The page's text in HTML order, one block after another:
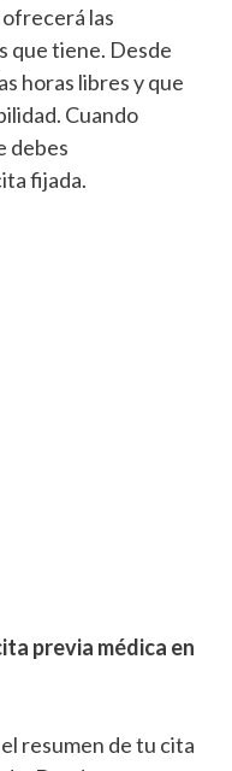
las
que tiene. Desde
horas libres y que
Cuando
debes
fijada.
previa médica en
resumen de tu cita